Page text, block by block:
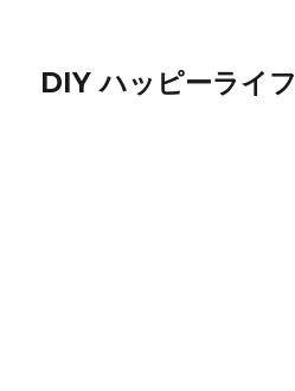
DIY ハッピーライフ